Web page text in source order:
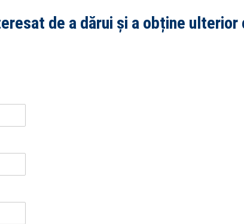
de a dărui și a obține